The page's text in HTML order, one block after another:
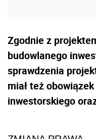
Zgodnie z
budowlanego
sprawdzenia
miał też
inwestorskiego